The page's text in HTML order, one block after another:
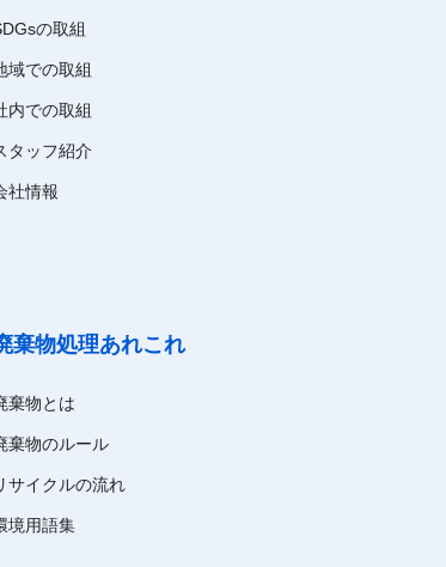
の取組
域での取組
内での取組
タッフ紹介
社情報
棄物処理あれこれ
棄物とは
棄物のルール
サイクルの流れ
境用語集